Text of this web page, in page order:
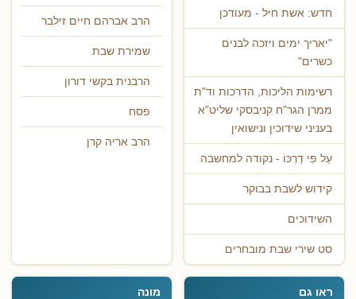
חדש: אשת חיל - מעודכן
"יאריך ימים ויזכה לבנים
כשרים"
רשימות הליכות, הדרכות וד"ת
ממרן הגר"ח קניבסקי שליט"א
בעניני שידוכין ונישואין
עַל פִּי דַרְכּוֹ - נקודה למחשבה
קידוש לשבת בבוקר
השידוכים
סט שירי שבת מובחרים
הרב אברהם חיים זילבר
שמירת שבת
הרבנית בקשי דורון
פסח
הרב אריה קרן
ראו גם מונה